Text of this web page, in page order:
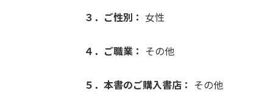
３．ご性別： 女性
４．ご職業： その他
５．本書のご購入書店： その他